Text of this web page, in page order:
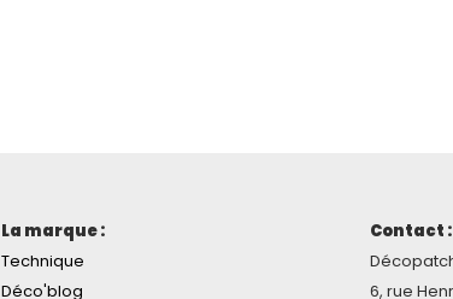
La marque :
Technique
Déco'blog
Contact :
6, rue